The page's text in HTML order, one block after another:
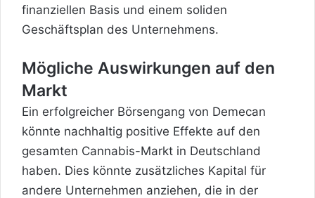
finanziellen Basis und einem soliden
Geschäftsplan des Unternehmens.
Mögliche Auswirkungen auf den
Markt
Ein erfolgreicher Börsengang von Demecan
könnte nachhaltig positive Effekte auf den
gesamten Cannabis-Markt in Deutschland
haben. Dies könnte zusätzliches Kapital für
andere Unternehmen anziehen, die in der